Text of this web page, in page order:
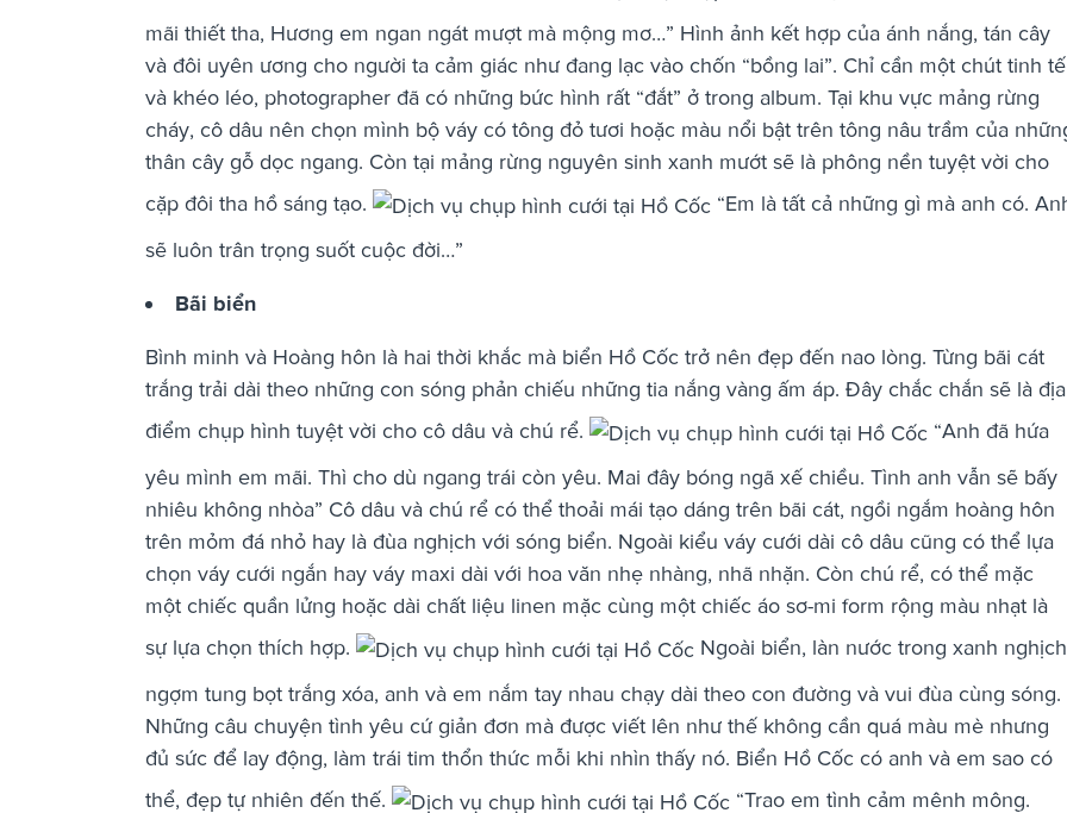
mãi thiết tha, Hương em ngan ngát mượt mà mộng mơ…” Hình ảnh kết hợp của ánh nắng, tán cây
và đôi uyên ương cho người ta cảm giác như đang lạc vào chốn “bồng lai”. Chỉ cần một chút tinh tế
và khéo léo, photographer đã có những bức hình rất “đắt” ở trong album. Tại khu vực mảng rừng
cháy, cô dâu nên chọn mình bộ váy có tông đỏ tươi hoặc màu nổi bật trên tông nâu trầm của
thân cây gỗ dọc ngang. Còn tại mảng rừng nguyên sinh xanh mướt sẽ là phông nền tuyệt vời cho
cặp đôi tha hồ sáng tạo.
“Em là tất cả những gì mà anh có.
sẽ luôn trân trọng suốt cuộc đời…”
Bãi biển
Bình minh và Hoàng hôn là hai thời khắc mà biển Hồ Cốc trở nên đẹp đến nao lòng. Từng bãi cát
trắng trải dài theo những con sóng phản chiếu những tia nắng vàng ấm áp. Đây chắc chắn sẽ là địa
điểm chụp hình tuyệt vời cho cô dâu và chú rể.
“Anh đã hứa
yêu mình em mãi. Thì cho dù ngang trái còn yêu. Mai đây bóng ngã xế chiều. Tình anh vẫn sẽ bấy
nhiêu không nhòa” Cô dâu và chú rể có thể thoải mái tạo dáng trên bãi cát, ngồi ngắm hoàng hôn
trên mỏm đá nhỏ hay là đùa nghịch với sóng biển. Ngoài kiểu váy cưới dài cô dâu cũng có thể lựa
chọn váy cưới ngắn hay váy maxi dài với hoa văn nhẹ nhàng, nhã nhặn. Còn chú rể, có thể mặc
một chiếc quần lửng hoặc dài chất liệu linen mặc cùng một chiếc áo sơ-mi form rộng màu nhạt là
sự lựa chọn thích hợp.
Ngoài biển, làn nước trong xanh nghịch
ngợm tung bọt trắng xóa, anh và em nắm tay nhau chạy dài theo con đường và vui đùa cùng sóng.
Những câu chuyện tình yêu cứ giản đơn mà được viết lên như thế không cần quá màu mè nhưng
đủ sức để lay động, làm trái tim thổn thức mỗi khi nhìn thấy nó. Biển Hồ Cốc có anh và em sao có
thể, đẹp tự nhiên đến thế.
“Trao em tình cảm mênh mông.